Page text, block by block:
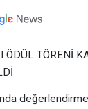
ÖDÜL TÖRENİ